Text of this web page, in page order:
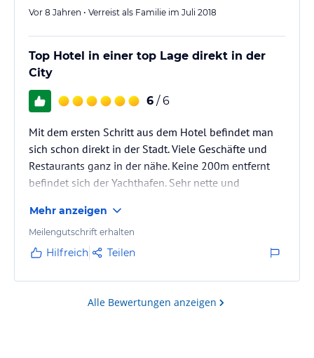
Vor 8 Jahren • Verreist als Familie im Juli 2018
Top Hotel in einer top Lage direkt in der
City
6 / 6
Mit dem ersten Schritt aus dem Hotel befindet man
sich schon direkt in der Stadt. Viele Geschäfte und
Restaurants ganz in der nähe. Keine 200m entfernt
befindet sich der Yachthafen. Sehr nette und
Mehr anzeigen
Meilengutschrift erhalten
Hilfreich Teilen
Alle Bewertungen anzeigen